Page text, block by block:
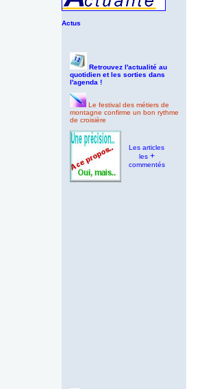
Actus
Retrouvez l'actualité au
quotidien et les sorties dans
l'agenda !
Le festival des métiers de
montagne confirme un bon rythme
de croisière
Les articles
les +
commentés